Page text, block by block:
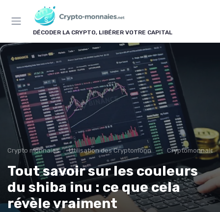
DÉCODER LA CRYPTO, LIBÉRER VOTRE CAPITAL
Crypto monnaies Utilisation des Cryptomonnaies Cryptomonnaies
Tout savoir sur les couleurs
du shiba inu : ce que cela
révèle vraiment
Panneau de gestion des cookies